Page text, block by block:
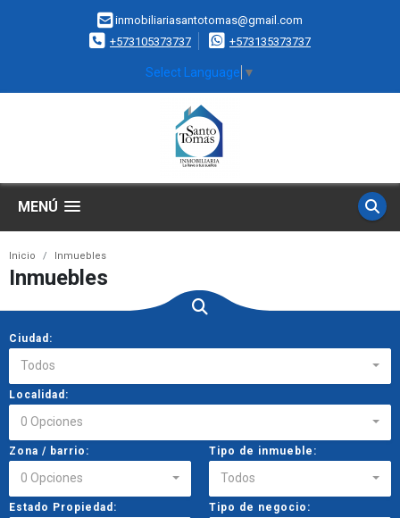
inmobiliariasantotomas@gmail.com
+573105373737
+573135373737
Select Language ▼
MENÚ
Inicio Inmuebles
Inmuebles
Ciudad:
Todos
Localidad:
0 Opciones
Zona / barrio:
0 Opciones
Tipo de inmueble:
Todos
Estado Propiedad: Tipo de negocio: